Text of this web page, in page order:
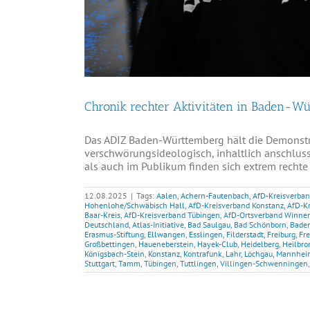
Chronik rechter Aktivitäten in Baden-
Das ADIZ Baden-Württemberg hält die
verschwörungsideologisch, inhaltlich
als auch im Publikum finden sich extrem
12.08.2025 | Tags: Aalen, Achern-Fautenbach, AfD-
Hohenlohe/Schwäbisch Hall, AfD-Kreisverband Konstanz, AfD-
Baar-Kreis, AfD-Kreisverband Tübingen, AfD-Ortsverband
Deutschland, Atlas-Initiative, Bad Saulgau, Bad Schönborn,
Erasmus-Stiftung, Ellwangen, Esslingen, Filderstadt, Freiburg,
Großbettingen, Haueneberstein, Hayek-Club, Heidelberg,
Königsbach-Stein, Konstanz, Kontrafunk, Lahr, Löchgau,
Stuttgart, Tamm, Tübingen, Tuttlingen, Villingen-Schwenningen,